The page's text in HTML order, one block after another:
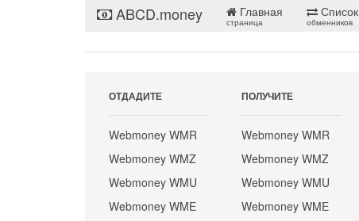
ABCD.money Главная
страница
Список
обменников
ОТДАДИТЕ
Webmoney WMR
Webmoney WMZ
Webmoney WMU
Webmoney WME
ПОЛУЧИТЕ
Webmoney WMR
Webmoney WMZ
Webmoney WMU
Webmoney WME